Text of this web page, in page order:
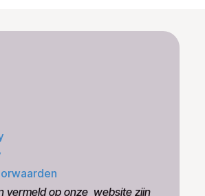
vermeld op onze ​website zijn